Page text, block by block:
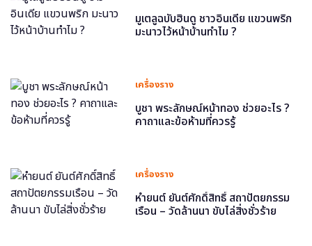
มูเตลูฉบับฮินดู ชาวอินเดีย แขวนพริก
มะนาวไว้หน้าบ้านทำไม ?
เครื่องราง
บูชา พระลักษณ์หน้าทอง ช่วยอะไร ?
คาถาและข้อห้ามที่ควรรู้
เครื่องราง
หำยนต์ ยันต์ศักดิ์สิทธิ์ สถาปัตยกรรม
เรือน – วัดล้านนา ขับไล่สิ่งชั่วร้าย